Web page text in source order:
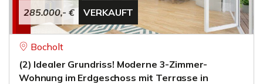
285.000,- € VERKAUFT
Bocholt
(2) Idealer Grundriss! Moderne 3-Zimmer-
Wohnung im Erdgeschoss mit Terrasse in